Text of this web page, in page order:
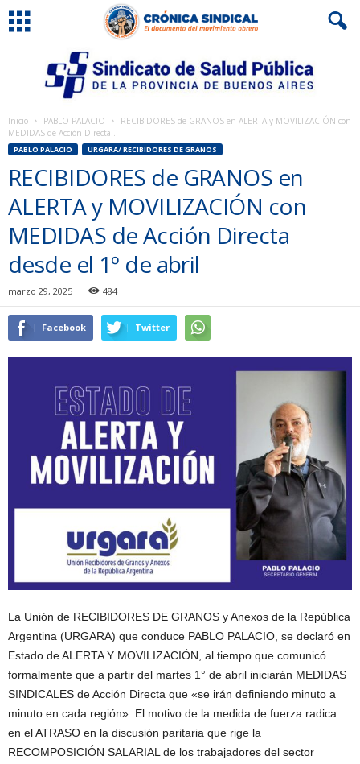
Inicio PABLO PALACIO
RECIBIDORES de GRANOS en ALERTA y MOVILIZACIÓN con
MEDIDAS de Acción Directa...
PABLO PALACIO URGARA/ RECIBIDORES DE GRANOS
RECIBIDORES de GRANOS en
ALERTA y MOVILIZACIÓN con
MEDIDAS de Acción Directa
desde el 1º de abril
marzo 29, 2025 484
Facebook Twitter
La Unión de RECIBIDORES DE GRANOS y Anexos de la República
Argentina (URGARA) que conduce PABLO PALACIO, se declaró en
Estado de ALERTA Y MOVILIZACIÓN, al tiempo que comunicó
formalmente que a partir del martes 1° de abril iniciarán MEDIDAS
SINDICALES de Acción Directa que «se irán definiendo minuto a
minuto en cada región». El motivo de la medida de fuerza radica
en el ATRASO en la discusión paritaria que rige la
RECOMPOSICIÓN SALARIAL de los trabajadores del sector